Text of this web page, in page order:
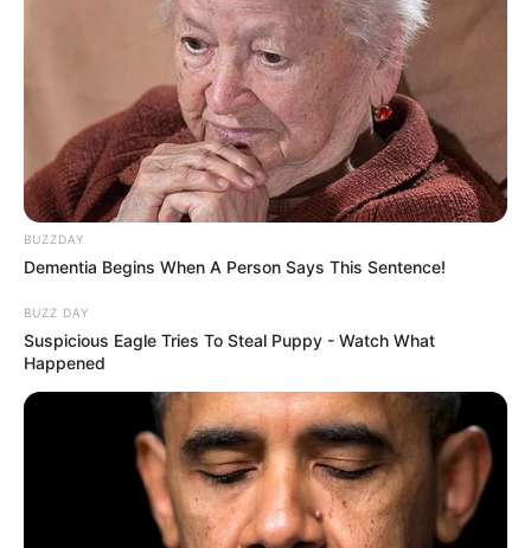
BUZZDAY
Dementia Begins When A Person Says This Sentence!
BUZZ DAY
Suspicious Eagle Tries To Steal Puppy - Watch What
Happened